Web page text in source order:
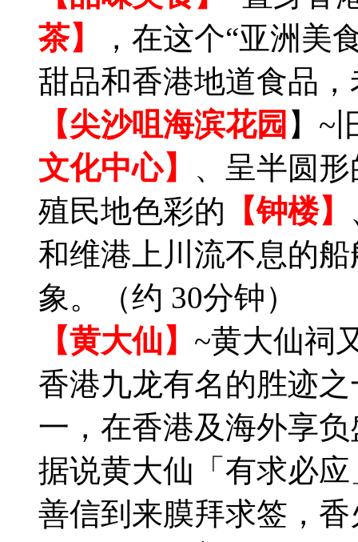
茶】
，在这个“亚洲美
甜品和香港地道食品
【尖沙咀海滨花园 】~
文化中心】 、呈半圆
殖民地色彩的 【钟楼】
和维港上川流不息的
象。（约 30分钟）
【黄大仙】 ~黄大仙祠
香港九龙有名的胜迹
一，在香港及海外享
据说黄大仙「有求必
善信到来膜拜求签，